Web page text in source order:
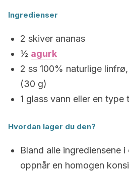
Ingredienser
2 skiver ananas
½ agurk
2 ss 100% naturlige
(30 g)
1 glass vann eller en
Hvordan lager du den?
Bland alle ingrediensene
oppnår en homogen